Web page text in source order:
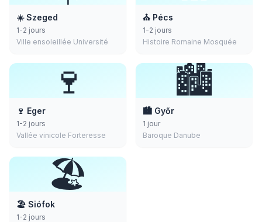
☀️ Szeged
1-2 jours
Ville ensoleillée Université
⛪ Pécs
1-2 jours
Histoire Romaine Mosquée
🍷
🍷 Eger
1-2 jours
Vallée vinicole Forteresse
🏙️
🏙️ Győr
1 jour
Baroque Danube
🏖️
🏖️ Siófok
1-2 jours